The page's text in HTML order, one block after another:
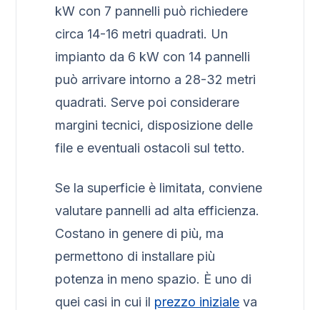
kW con 7 pannelli può richiedere
circa 14-16 metri quadrati. Un
impianto da 6 kW con 14 pannelli
può arrivare intorno a 28-32 metri
quadrati. Serve poi considerare
margini tecnici, disposizione delle
file e eventuali ostacoli sul tetto.
Se la superficie è limitata, conviene
valutare pannelli ad alta efficienza.
Costano in genere di più, ma
permettono di installare più
potenza in meno spazio. È uno di
quei casi in cui il prezzo iniziale va